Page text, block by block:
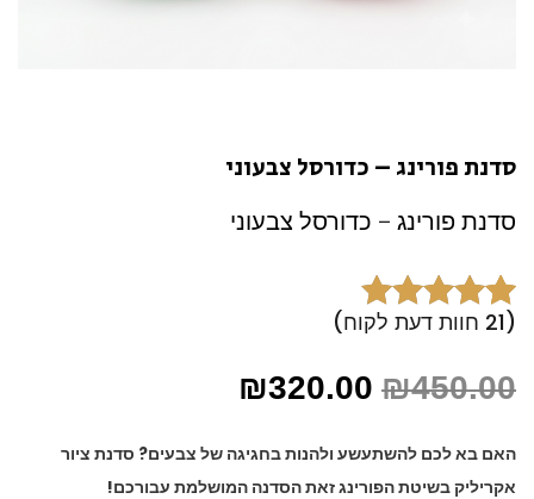
סדנת פורינג – כדורסל צבעוני
סדנת פורינג – כדורסל צבעוני
מדורגים5.00
על
21
דירוגים
(
21 חוות דעת לקוח)
₪450.00 המחיר
המקורי
היה:
₪450.00.
₪320.00
הוא:
₪320.00.
האם בא לכם להשתעשע ולהנות בחגיגה של צבעים? סדנת ציור
אקריליק בשיטת הפורינג זאת הסדנה המושלמת עבורכם!